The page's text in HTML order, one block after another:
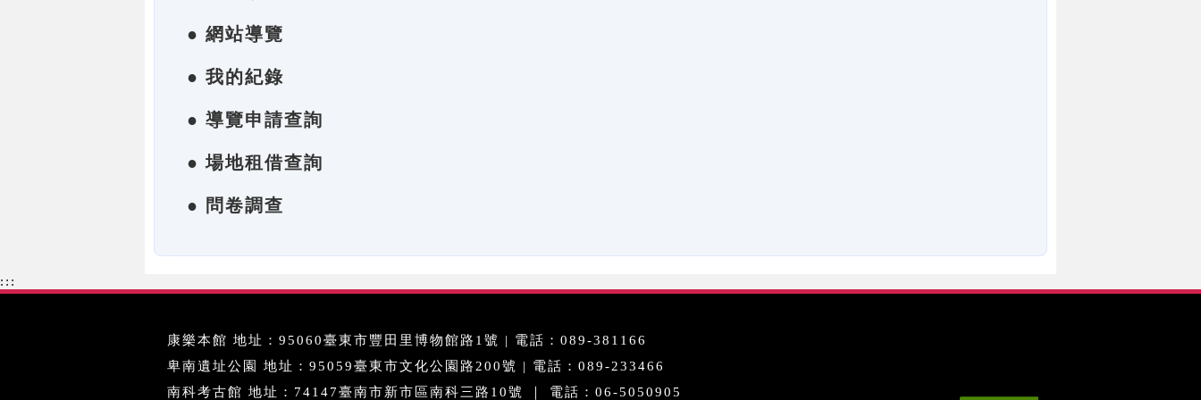
● 網站導覽
● 我的紀錄
● 導覽申請查詢
● 場地租借查詢
● 問卷調查
:::
康樂本館 地址：95060臺東市豐田里博物館路1號 | 電話：089-381166
卑南遺址公園 地址：95059臺東市文化公園路200號 | 電話：089-233466
南科考古館 地址：74147臺南市新市區南科三路10號 ｜ 電話：06-5050905